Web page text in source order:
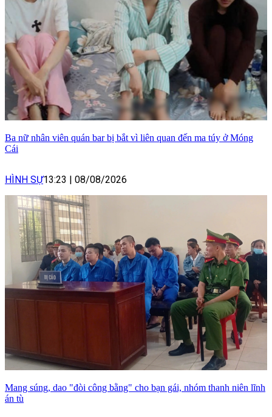
Ba nữ nhân viên quán bar bị bắt vì liên quan đến ma túy ở Móng
Cái
HÌNH SỰ13:23 08/08/2026
Mang súng, dao "đòi công bằng" cho bạn gái, nhóm thanh niên lĩnh
án tù